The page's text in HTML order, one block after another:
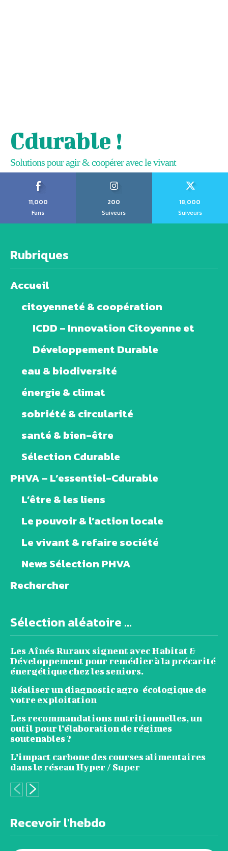
Cdurable !
Solutions pour agir & coopérer avec le vivant
11,000
Fans
200
Suiveurs
18,000
Suiveurs
Rubriques
Accueil
citoyenneté & coopération
ICDD – Innovation Citoyenne et
Développement Durable
eau & biodiversité
énergie & climat
sobriété & circularité
santé & bien-être
Sélection Cdurable
PHVA – L’essentiel-Cdurable
L’être & les liens
Le pouvoir & l’action locale
Le vivant & refaire société
News Sélection PHVA
Rechercher
Sélection aléatoire ...
Les Aînés Ruraux signent avec Habitat &
Développement pour remédier à la précarité
énergétique chez les seniors.
Réaliser un diagnostic agro-écologique de
votre exploitation
Les recommandations nutritionnelles, un
outil pour l’élaboration de régimes
soutenables ?
L’impact carbone des courses alimentaires
dans le réseau Hyper / Super
Recevoir l'hebdo